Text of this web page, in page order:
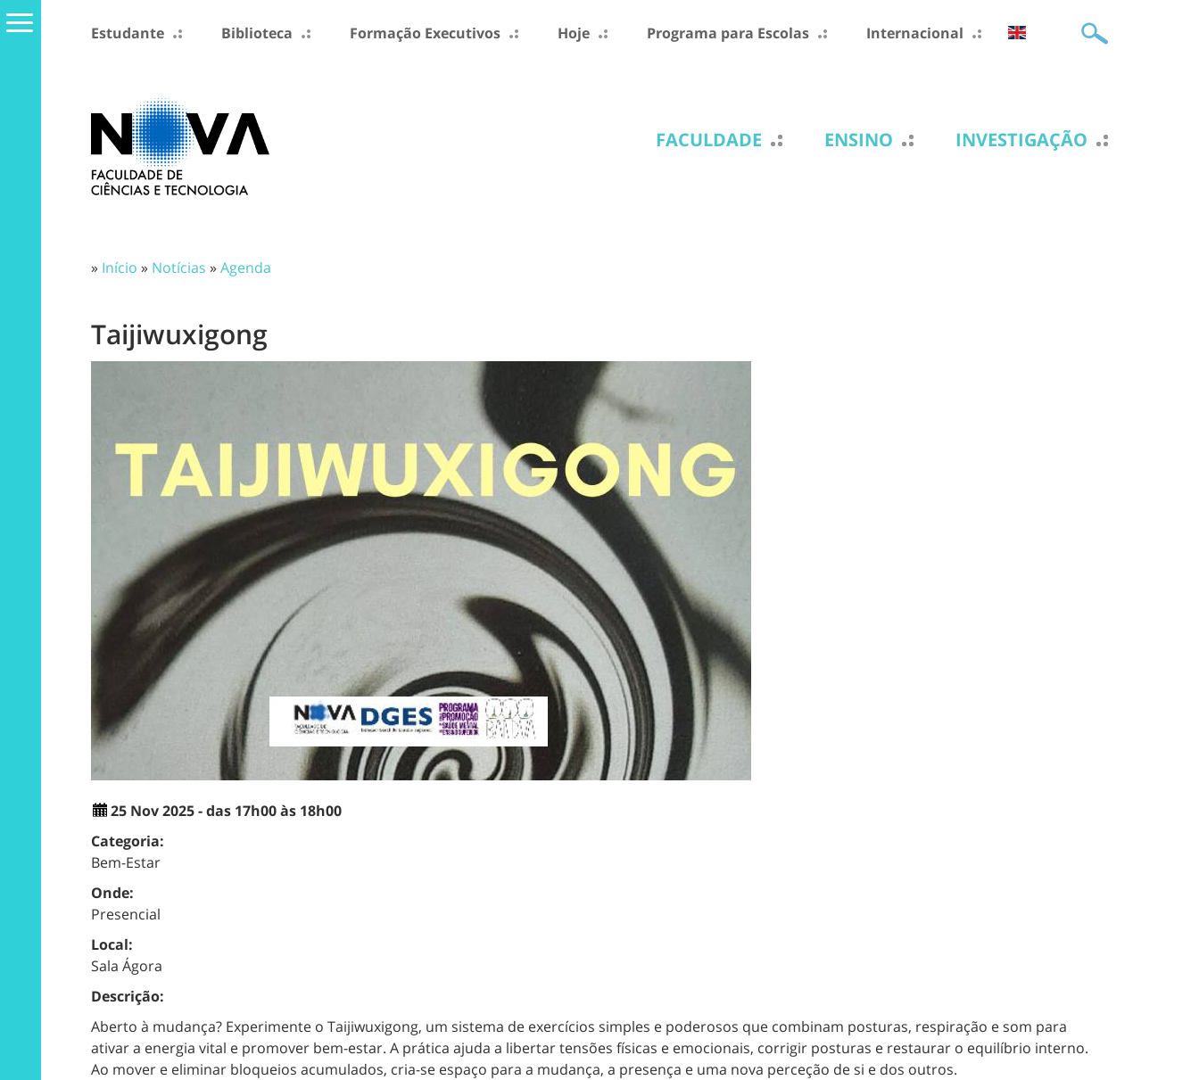
Estudante Biblioteca Formação Executivos Hoje Programa para Escolas Internacional
FACULDADE ENSINO INVESTIGAÇÃO
» Início » Notícias »Agenda
Taijiwuxigong
25 Nov 2025 - das 17h00 às 18h00
Categoria:
Bem-Estar
Onde:
Presencial
Local:
Sala Ágora
Descrição:
Aberto à mudança? Experimente o Taijiwuxigong, um sistema de exercícios simples e poderosos que combinam posturas, respiração e som para
ativar a energia vital e promover bem-estar. A prática ajuda a libertar tensões físicas e emocionais, corrigir posturas e restaurar o equilíbrio interno.
Ao mover e eliminar bloqueios acumulados, cria-se espaço para a mudança, a presença e uma nova perceção de si e dos outros.